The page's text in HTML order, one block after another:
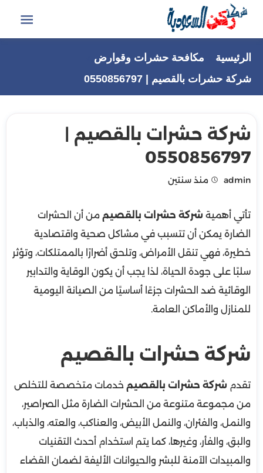
التجاوز
الرئيسية
مكافحة حشرات وقوارض
شركة حشرات بالقصيم | 0550856797
شركة حشرات بالقصيم |
0550856797
admin منذ سنتين
تأتي أهمية شركة حشرات بالقصيم من أن الحشرات
الضارة يمكن أن تتسبب في مشاكل صحية واقتصادية
خطيرة، فهي تنقل الأمراض، وتلحق أضرارًا بالممتلكات، وتؤثر
سلبًا على جودة الحياة، لذا يجب أن يكون الوقاية والتدابير
الوقائية ضد الحشرات جزءًا أساسيًا من الصيانة اليومية
للمنازل والأماكن العامة.
شركة حشرات بالقصيم
تقدم شركة حشرات بالقصيم خدمات متخصصة للتخلص
من مجموعة متنوعة من الحشرات الضارة مثل الصراصير،
والنمل، والفئران، والنمل الأبيض، والعناكب، والعته، والذباب،
والبق، والفأر، وغيرها، كما يتم استخدام أحدث التقنيات
والمبيدات الآمنة للبشر والحيوانات الأليفة لضمان القضاء